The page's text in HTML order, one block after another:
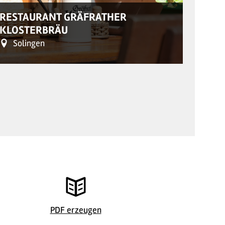
GRÄFRATHER
Solingen
PDF erzeugen